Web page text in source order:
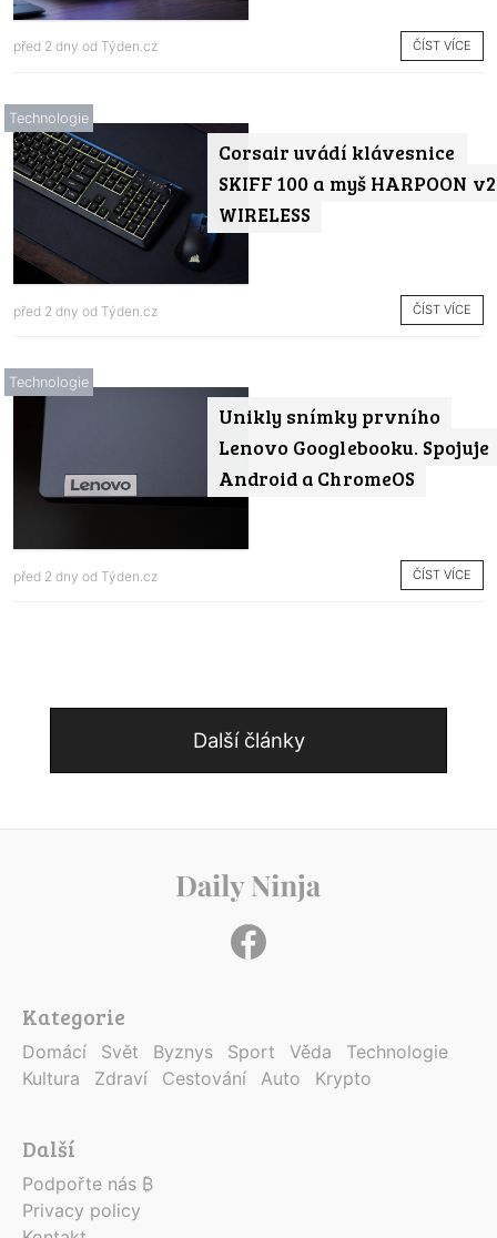
před 2 dny od Týden.cz ČÍST VÍCE
Corsair uvádí klávesnice
SKIFF 100 a myš HARPOON v2
WIRELESS
Technologie
před 2 dny od Týden.cz ČÍST VÍCE
Unikly snímky prvního
Lenovo Googlebooku. Spojuje
Android a ChromeOS
Technologie
před 2 dny od Týden.cz ČÍST VÍCE
Další články
Kategorie
Domácí Svět Byznys Sport Věda
Technologie
Kultura
Zdraví Cestování Auto Krypto
Další
Podpořte nás ₿
Privacy policy